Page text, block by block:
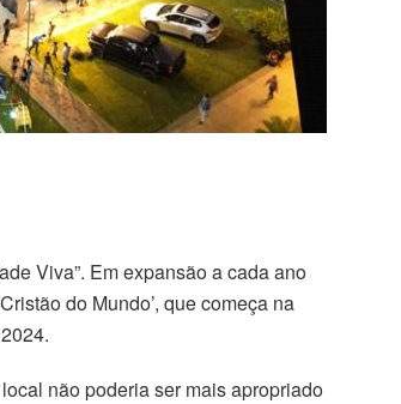
Viva”. Em expansão a cada ano
do Mundo’, que começa na
não poderia ser mais apropriado